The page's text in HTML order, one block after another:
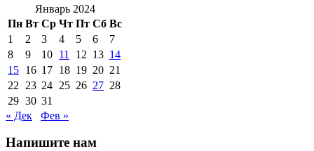
Январь 2024
Пн Вт Ср Чт Пт Сб Вс
1
2 3 4 5 6
7
8
9 10 11 12 13 14
15 16 17 18 19 20 21
22
23 24 25 26 27 28
29 30 31
« Дек
Фев »
Напишите нам